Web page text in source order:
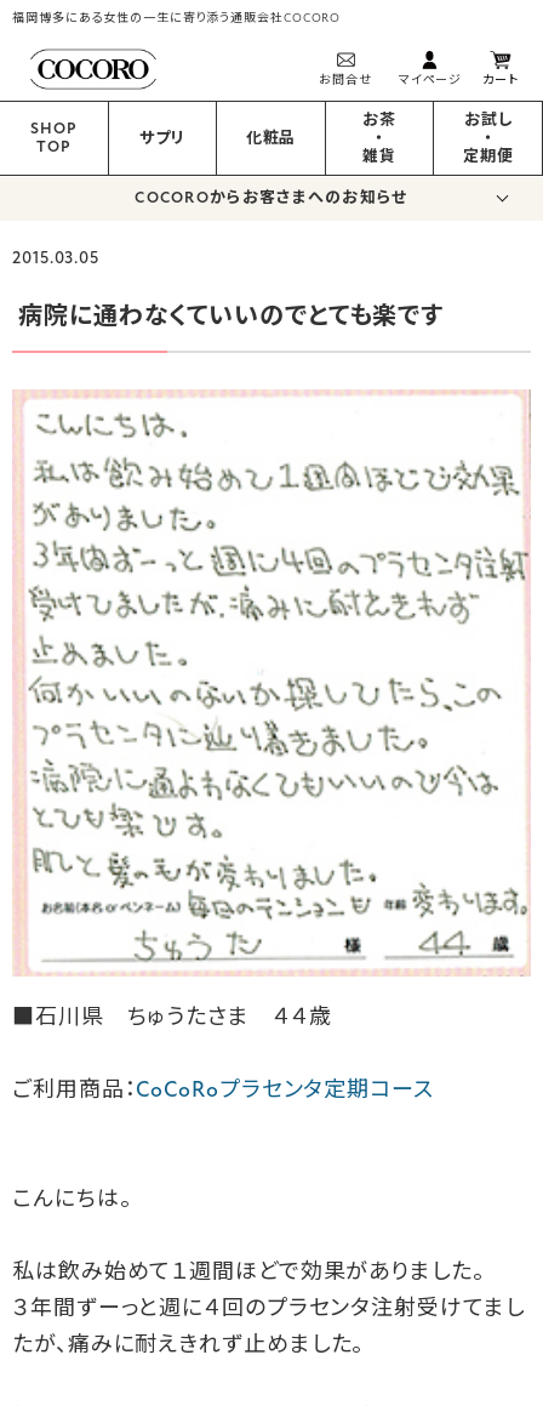
福岡博多にある女性の一生に寄り添う通販会社COCORO
お問合せ マイページ カート
SHOP
TOP
サプリ 化粧品
お茶
・
雑貨
お試し
・
定期便
COCOROからお客さまへのお知らせ
2015.03.05
病院に通わなくていいのでとても楽です
■石川県 ちゅうたさま ４４歳
ご利用商品： CoCoRoプラセンタ定期コース
こんにちは。
私は飲み始めて１週間ほどで効果がありました。
３年間ずーっと週に４回のプラセンタ注射受けてまし
たが、 痛みに耐えきれず止めました。